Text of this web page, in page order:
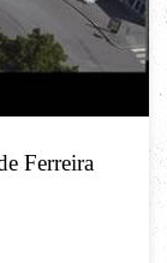
Ferreira